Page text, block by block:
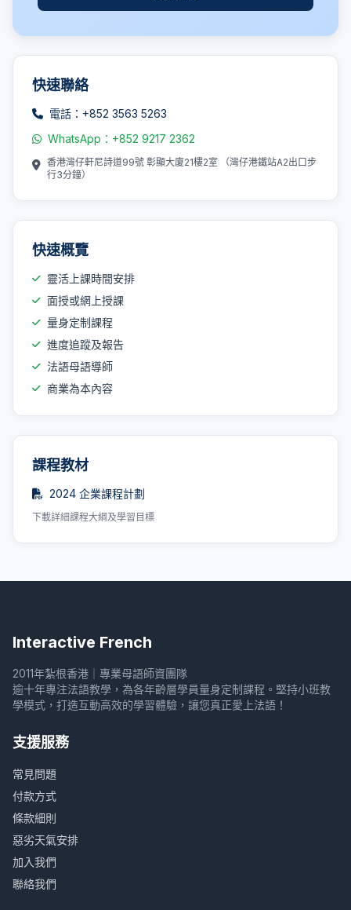
快速聯絡
電話：+852 3563 5263
WhatsApp：+852 9217 2362
香港灣仔軒尼詩道99號 彰顯大廈21樓2室 （灣仔港鐵站A2出口步
行3分鐘）
快速概覽
靈活上課時間安排
面授或網上授課
量身定制課程
進度追蹤及報告
法語母語導師
商業為本內容
課程教材
2024 企業課程計劃
下載詳細課程大綱及學習目標
Interactive French
2011年紮根香港｜專業母語師資團隊
逾十年專注法語教學，為各年齡層學員量身定制課程。堅持小班教
學模式，打造互動高效的學習體驗，讓您真正愛上法語！
支援服務
常見問題
付款方式
條款細則
惡劣天氣安排
加入我們
聯絡我們